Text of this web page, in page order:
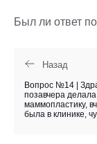
Был ли ответ
Назад
Вопрос №14 |
позавчера делала
маммопластику,
была в клинике,